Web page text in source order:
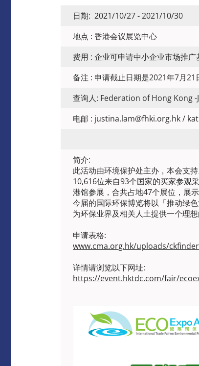
日期: 2021/10/27 - 2021/10/30
地点 : 香港会议展览中心
费用 : 企业可申请中小企业市场推广
备注 : 申请截止日期是2021年7月21
查询人: Federation of Hong Kong
电邮 : justina.lam@fhki.org.hk /
简介:
此活动由环境保护处主办，本会支
10,616位来自93个国家的买家参观
港馆参展，合共占地47个展位，展
今届的国际环保博览将以「推动绿
为环保业界及相关人土提供一个理想
申请表格:
www.cma.org.hk/uploads/
详情请浏览以下网址:
https://event.hktdc.com/fair/